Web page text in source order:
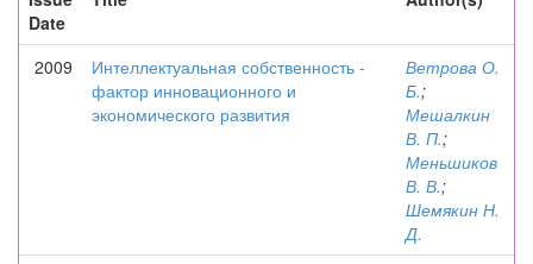
Date
2009
Интеллектуальная собственность -
фактор инновационного и
экономического развития
Ветрова О.
Б.;
Мешалкин
В. П.;
Меньшиков
В. В.;
Шемякин Н.
Д.